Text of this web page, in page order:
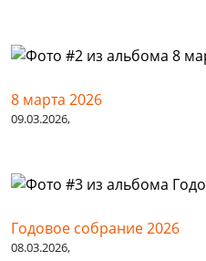
8 марта 2026
09.03.2026,
Годовое собрание 2026
08.03.2026,